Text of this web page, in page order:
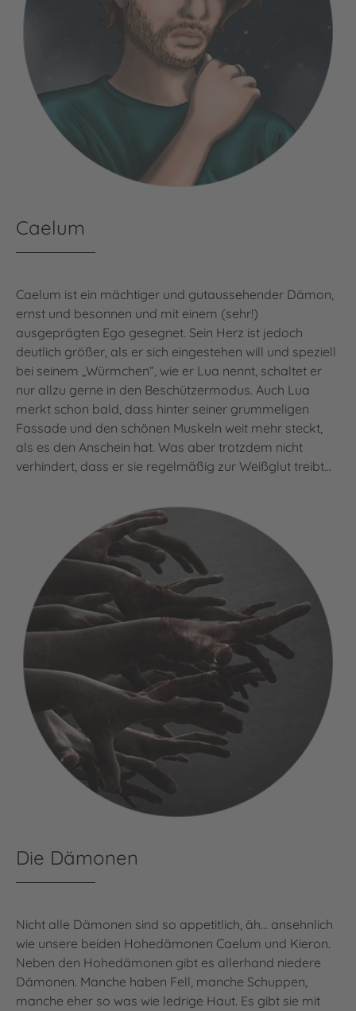
Caelum
Caelum ist ein mächtiger und gutaussehender Dämon,
ernst und besonnen und mit einem (sehr!)
ausgeprägten Ego gesegnet. Sein Herz ist jedoch
deutlich größer, als er sich eingestehen will und speziell
bei seinem „Würmchen“, wie er Lua nennt, schaltet er
nur allzu gerne in den Beschützermodus. Auch Lua
merkt schon bald, dass hinter seiner grummeligen
Fassade und den schönen Muskeln weit mehr steckt,
als es den Anschein hat. Was aber trotzdem nicht
verhindert, dass er sie regelmäßig zur Weißglut treibt...
Die Dämonen
Nicht alle Dämonen sind so appetitlich, äh... ansehnlich
wie unsere beiden Hohedämonen Caelum und Kieron.
Neben den Hohedämonen gibt es allerhand niedere
Dämonen. Manche haben Fell, manche Schuppen,
manche eher so was wie ledrige Haut. Es gibt sie mit